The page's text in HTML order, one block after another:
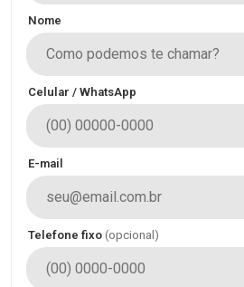
Nome
Celular / WhatsApp
E-mail
Telefone fixo (opcional)